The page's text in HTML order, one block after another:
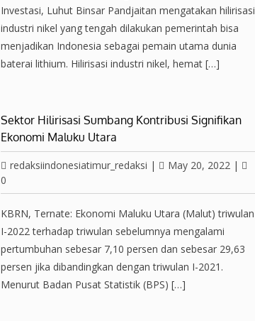
Investasi, Luhut Binsar Pandjaitan mengatakan hilirisasi
industri nikel yang tengah dilakukan pemerintah bisa
menjadikan Indonesia sebagai pemain utama dunia
baterai lithium. Hilirisasi industri nikel, hemat […]
Sektor Hilirisasi Sumbang Kontribusi Signifikan
Ekonomi Maluku Utara
redaksiindonesiatimur_redaksi | May 20, 2022 |
0
KBRN, Ternate: Ekonomi Maluku Utara (Malut) triwulan
I-2022 terhadap triwulan sebelumnya mengalami
pertumbuhan sebesar 7,10 persen dan sebesar 29,63
persen jika dibandingkan dengan triwulan I-2021.
Menurut Badan Pusat Statistik (BPS) […]